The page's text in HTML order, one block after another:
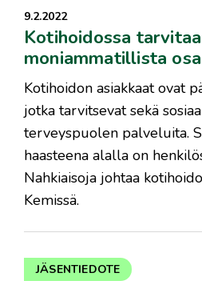
9.2.2022
Kotihoidossa
moniammatillista
Kotihoidon asiakkaat ovat
jotka tarvitsevat sekä
terveyspuolen palveluita.
haasteena alalla on
Nahkiaisoja johtaa
Kemissä.
JÄSENTIEDOTE